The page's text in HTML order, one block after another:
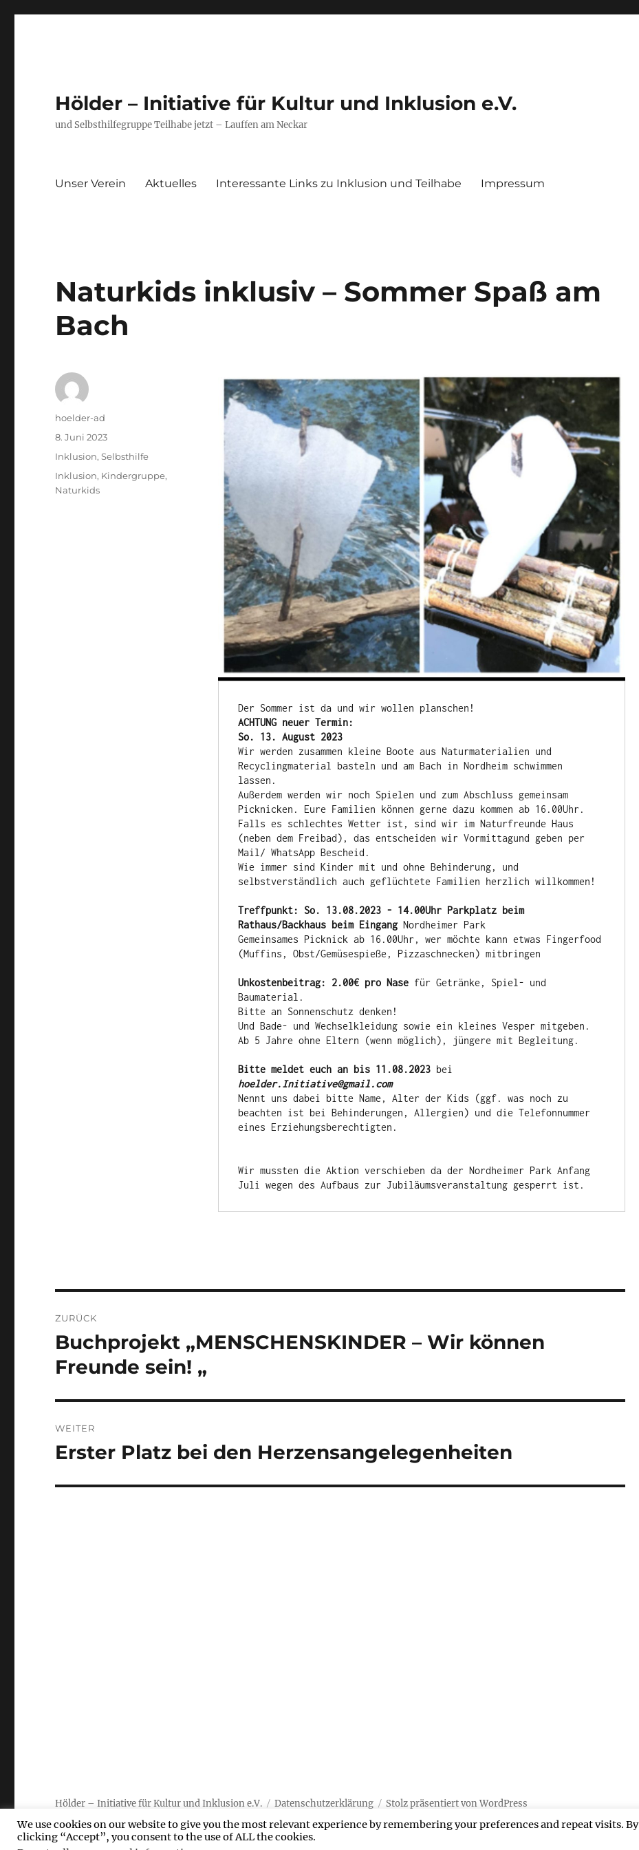
Hölder – Initiative für Kultur und Inklusion e.V.
und Selbsthilfegruppe Teilhabe jetzt – Lauffen am Neckar
Unser Verein Aktuelles Interessante Links zu Inklusion und Teilhabe Impressum
Naturkids inklusiv – Sommer Spaß am
Bach
Der Sommer ist da und wir wollen planschen!
ACHTUNG neuer Termin:
So. 13. August 2023
Wir werden zusammen kleine Boote aus Naturmaterialien und
Recyclingmaterial basteln und am Bach in Nordheim schwimmen
lassen.
Außerdem werden wir noch Spielen und zum Abschluss gemeinsam
Picknicken. Eure Familien können gerne dazu kommen ab 16.00Uhr.
Falls es schlechtes Wetter ist, sind wir im Naturfreunde Haus
(neben dem Freibad), das entscheiden wir Vormittagund geben per
Mail/ WhatsApp Bescheid.
Wie immer sind Kinder mit und ohne Behinderung, und
selbstverständlich auch geflüchtete Familien herzlich willkommen!
Treffpunkt: So. 13.08.2023 - 14.00Uhr Parkplatz beim
Rathaus/Backhaus beim Eingang Nordheimer Park
Gemeinsames Picknick ab 16.00Uhr, wer möchte kann etwas Fingerfood
(Muffins, Obst/Gemüsespieße, Pizzaschnecken) mitbringen
Unkostenbeitrag: 2.00€ pro Nase für Getränke, Spiel- und
Baumaterial.
Bitte an Sonnenschutz denken!
Und Bade- und Wechselkleidung sowie ein kleines Vesper mitgeben.
Ab 5 Jahre ohne Eltern (wenn möglich), jüngere mit Begleitung.
Bitte meldet euch an bis 11.08.2023
hoelder.Initiative@gmail.com
Nennt uns dabei bitte Name, Alter der Kids (ggf. was noch zu
beachten ist bei Behinderungen, Allergien) und die Telefonnummer
Wir mussten die Aktion verschieben da der Nordheimer Park Anfang
Juli wegen des Aufbaus zur Jubiläumsveranstaltung gesperrt ist.
Autor
hoelder-ad
Veröffentlicht
am
8. Juni 2023
Kategorien
Inklusion,Selbsthilfe
Schlagwörter
Inklusion, Kindergruppe,
Naturkids
ZURÜCK
Vorheriger
Beitrag:
Buchprojekt „MENSCHENSKINDER – Wir können
Freunde sein! „
WEITER
Nächster
Erster Platz bei den Herzensangelegenheiten
Hölder – Initiative für Kultur und Inklusion e.V. Datenschutzerklärung Stolz präsentiert von WordPress
We use cookies on our website to give you the most relevant experience by remembering your preferences and repeat visits. By
clicking “Accept”, you consent to the use of ALL the cookies.